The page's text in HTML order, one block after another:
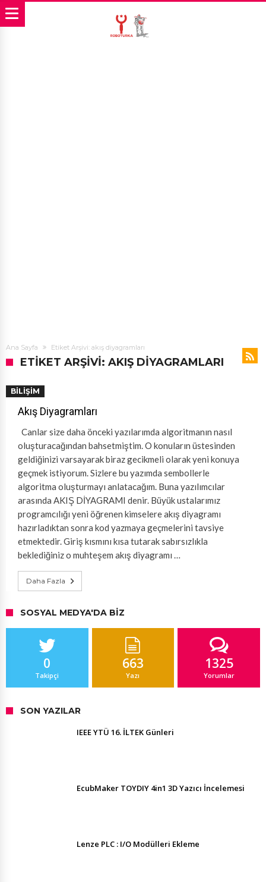
Ana Sayfa Etiket Arşivi: akış diyagramları
ETIKET ARŞIVI: AKIŞ DIYAGRAMLARI
BILIŞIM
Akış Diyagramları
Canlar size daha önceki yazılarımda algoritmanın nasıl
oluşturacağından bahsetmiştim. O konuların üstesinden
geldiğinizi varsayarak biraz gecikmeli olarak yeni konuya
geçmek istiyorum. Sizlere bu yazımda sembollerle
algoritma oluşturmayı anlatacağım. Buna yazılımcılar
arasında AKIŞ DİYAGRAMI denir. Büyük ustalarımız
programcılığı yeni öğrenen kimselere akış diyagramı
hazırladıktan sonra kod yazmaya geçmelerini tavsiye
etmektedir. Giriş kısmını kısa tutarak sabırsızlıkla
beklediğiniz o muhteşem akış diyagramı …
Daha Fazla
SOSYAL MEDYA'DA BIZ
0
Takipçi
663
Yazı
1325
Yorumlar
SON YAZILAR
IEEE YTÜ 16. İLTEK Günleri
EcubMaker TOYDIY 4in1 3D Yazıcı İncelemesi
Lenze PLC : I/O Modülleri Ekleme